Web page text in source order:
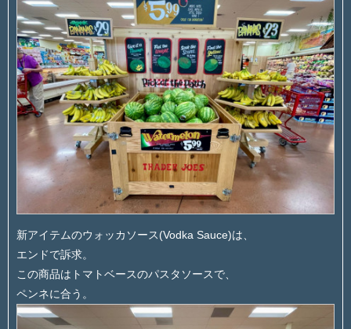
新アイテムのウォッカソース(Vodka Sauce)は、
エンドで訴求。
この商品はトマトベースのパスタソースで、
ペンネに合う。